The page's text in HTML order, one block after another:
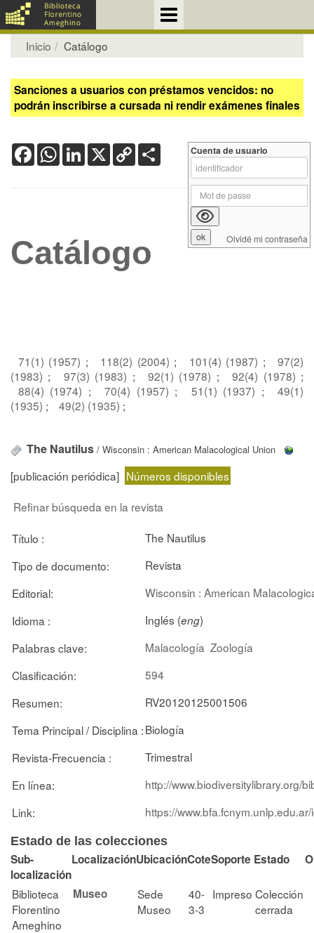
Inicio Catálogo
Sanciones a usuarios con préstamos vencidos: no
podrán inscribirse a cursada ni rendir exámenes finales
FacebookWhatsApp
LinkedIn
X Copy
Link
Catálogo
71(1) (1957) ; 118(2) (2004) ; 101(4) (1987) ;
97(2)
(1983) ; 97(3) (1983) ; 92(1) (1978) ; 92(4) (1978) ;
88(4) (1974) ; 70(4) (1957) ; 51(1) (1937) ;
49(1)
(1935) ; 49(2) (1935) ;
The Nautilus / Wisconsin : American Malacological Union
[publicación periódica] Números disponibles
Refinar búsqueda en la revista
Título :
The Nautilus
Tipo de documento:
Revista
Editorial:
Wisconsin : American
Idioma :
Inglés (eng)
Palabras clave:
Malacología Zoología
Clasificación:
594
Resumen:
RV20120125001506
Tema Principal / Disciplina :Biología
Revista-Frecuencia :
Trimestral
En línea:
http://www.biodiversitylibrary.org/
Link:
https://
Estado de las colecciones
Sub-
localización
LocalizaciónUbicaciónCoteSoporte Estado
Biblioteca
Florentino
Ameghino
Museo
Sede
Museo
40-
3-3
Impreso Colección
cerrada
Cuenta de usuario
Olvidé mi contraseña